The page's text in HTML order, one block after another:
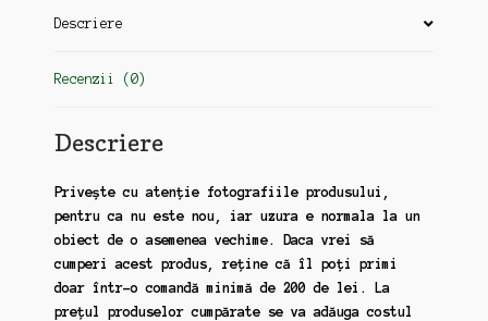
martie
Descriere
Recenzii (0)
Descriere
Privește cu atenție fotografiile produsului,
pentru ca nu este nou, iar uzura e normala la un
obiect de o asemenea vechime. Daca vrei să
cumperi acest produs, reține că îl poți primi
doar într-o comandă minimă de 200 de lei. La
prețul produselor cumpărate se va adăuga costul